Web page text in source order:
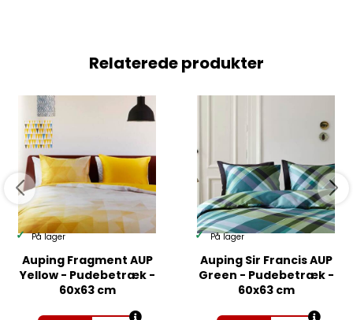
Relaterede produkter
På lager
Auping Fragment AUP
Yellow - Pudebetræk -
60x63 cm
På lager
Auping Sir Francis AUP
Green - Pudebetræk -
60x63 cm